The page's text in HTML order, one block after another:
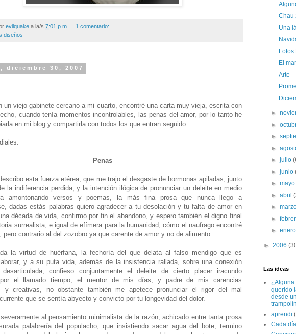
evilquake a la/s 7:01 p.m.
1 comentario:
diseños
diciembre 30, 2007
un viejo gabinete cercano a mi cuarto, encontré una carta muy vieja, escrita con
cuando tenía momentos incontrolables, las penas del amor, por lo tanto he
en mi blog y compartirla con todos los que entran seguido.
Penas
esta fuerza etérea, que me trajo el desgaste de hormonas apiladas, junto
la indiferencia perdida, y la intención ilógica de pronunciar un deleite en medio
amontonando versos y poemas, la más fina prosa que nunca llego a
dadas estás palabras quiero agradecer a tu desolación y tu falta de amor en
década de vida, confirmo por fin el abandono, y espero también el digno final
surrealista, e igual de efímera para la humanidad, cómo el naufrago encontré
pero contrario al del zozobro ya que carente de amor y no de alimento.
la virtud de huérfana, la fechoría del que delata al falso mendigo que es
y a su puta vida, además de la insistencia rallada, sobre una conexión
confieso conjuntamente el deleite de cierto placer iracundo
por el llamado tiempo, el mentor de mis días, y padre de mis carencias
y creativas, no obstante también me apetece pronunciar el rigor del mal
que se sentía abyecto y convicto por tu longevidad del dolor.
al pensamiento minimalista de la razón, achicado entre tanta prosa
palabrería del populacho, que insistiendo sacar agua del bote, termino
Chau
Una
El
Arte
►
►
►
►
►julio
►junio
►
►abril
►
►
►
► 2006
Las ideas
¿Alguna
querido
desde un
aprendi
Cada día